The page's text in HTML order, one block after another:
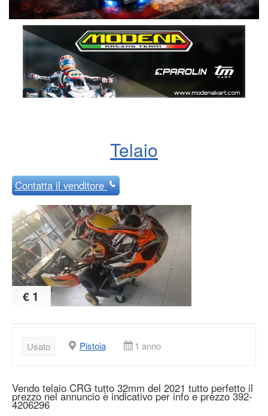
Telaio
Contattail venditore
€ 1
Usato Pistoia 1 anno
Vendo telaio CRG tutto 32mm del 2021 tutto perfetto il
prezzo nel annuncio è indicativo per info e prezzo 392-
4206296